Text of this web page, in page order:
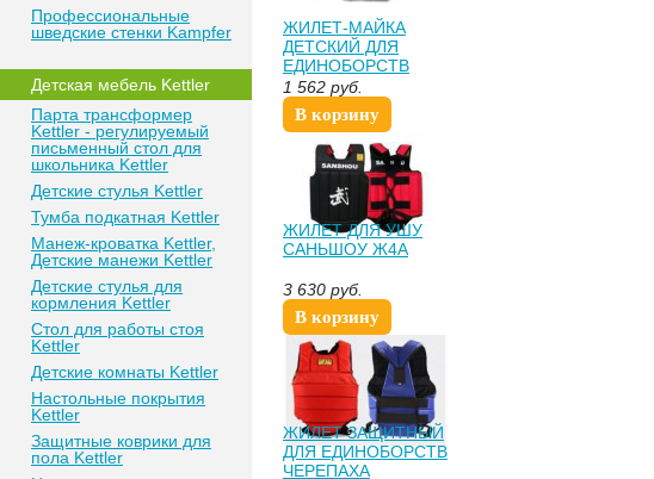
Профессиональные
шведские стенки Kampfer
Детская мебель Kettler
Парта трансформер
Kettler - регулируемый
письменный стол для
школьника Kettler
Детские стулья Kettler
Тумба подкатная Kettler
Манеж-кроватка Kettler,
Детские манежи Kettler
Детские стулья для
кормления Kettler
Стол для работы стоя
Kettler
Детские комнаты Kettler
Настольные покрытия
Kettler
Защитные коврики для
пола Kettler
ЖИЛЕТ-МАЙКА
ДЕТСКИЙ ДЛЯ
ЕДИНОБОРСТВ
КРАБ Ж6ЭС
1 562 руб.
В корзину
ЖИЛЕТ ДЛЯ УШУ
САНЬШОУ Ж4А
3 630 руб.
В корзину
ЖИЛЕТ ЗАЩИТНЫЙ
ДЛЯ ЕДИНОБОРСТВ
ЧЕРЕПАХА